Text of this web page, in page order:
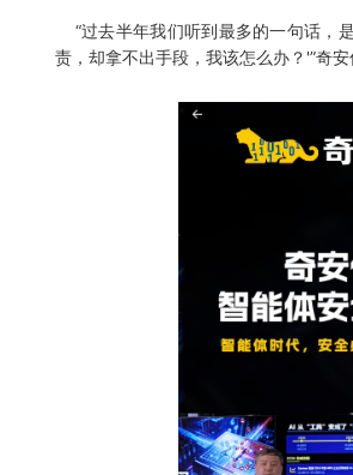
“过去半年我们听到最多的一句话，
责，却拿不出手段，我该怎么办？'”奇